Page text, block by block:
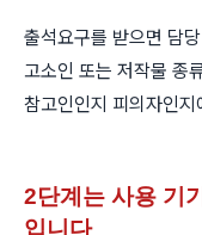
출석요구를 받으면 담
고소인 또는 저작물 종
참고인인지 피의자인
2단계는 사용 기
입니다